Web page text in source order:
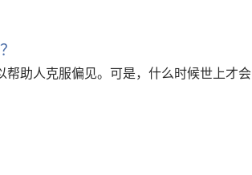
助人克服偏见。可是，什么时候世上才会